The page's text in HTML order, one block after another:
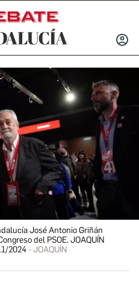
INICIAR
José Antonio Griñán
del PSOE. JOAQUÍN
2024
JOAQUÍN